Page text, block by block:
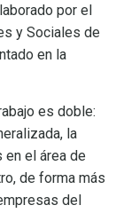
por el
y Sociales de
en la
es doble:
la
el área de
de forma más
del